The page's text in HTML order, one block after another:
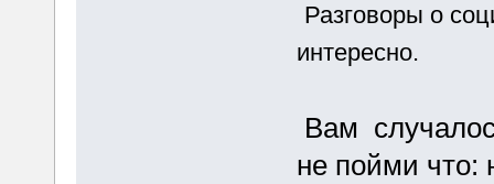
Разговоры о
интересно.
Вам
не пойми что: